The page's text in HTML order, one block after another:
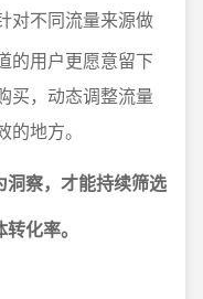
对不同流量来源做
的用户更愿意留下
买，动态调整流量
地方。
察，才能持续筛选
化率。